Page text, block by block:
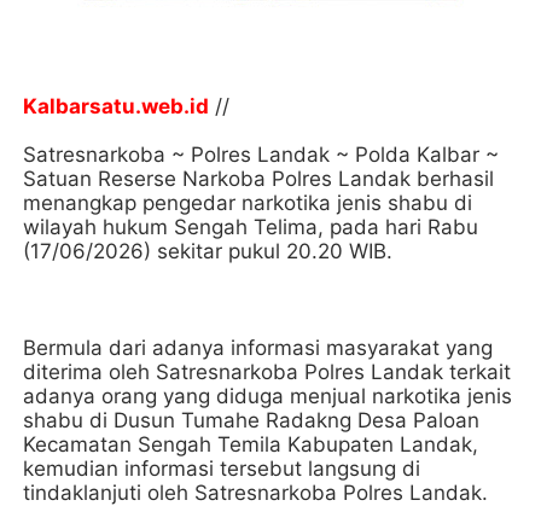
Kalbarsatu.web.id //
Satresnarkoba ~ Polres Landak ~ Polda Kalbar ~
Satuan Reserse Narkoba Polres Landak berhasil
menangkap pengedar narkotika jenis shabu di
wilayah hukum Sengah Telima, pada hari Rabu
(17/06/2026) sekitar pukul 20.20 WIB.
Bermula dari adanya informasi masyarakat yang
diterima oleh Satresnarkoba Polres Landak terkait
adanya orang yang diduga menjual narkotika jenis
shabu di Dusun Tumahe Radakng Desa Paloan
Kecamatan Sengah Temila Kabupaten Landak,
kemudian informasi tersebut langsung di
tindaklanjuti oleh Satresnarkoba Polres Landak.